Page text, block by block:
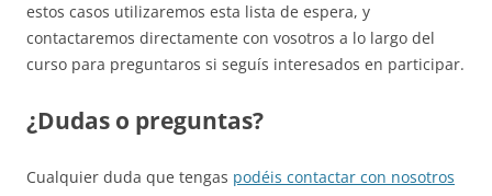
estos casos utilizaremos esta lista de espera, y
contactaremos directamente con vosotros a lo largo del
curso para preguntaros si seguís interesados en participar.
¿Dudas o preguntas?
Cualquier duda que tengas podéis contactar con nosotros